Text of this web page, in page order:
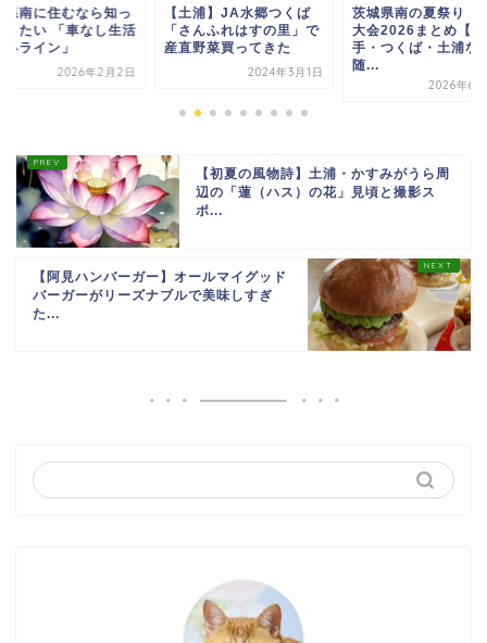
県南に住むなら知っ
きたい 「車なし生活
界ライン」
2026年2月2日
【土浦】JA水郷つくば
「さんふれはすの里」で
産直野菜買ってきた
2024年3月1日
茨城県南の夏祭り・
大会2026まとめ【取
手・つくば・土浦な
随...
2026年6
【初夏の風物詩】土浦・かすみがうら周
辺の「蓮（ハス）の花」見頃と撮影ス
ポ...
【阿見ハンバーガー】オールマイグッド
バーガーがリーズナブルで美味しすぎ
た...